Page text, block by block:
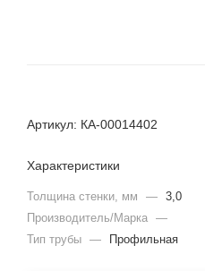
Артикул: КА-00014402
Характеристики
Толщина стенки, мм — 3,0
Производитель/Марка —
Тип трубы — Профильная